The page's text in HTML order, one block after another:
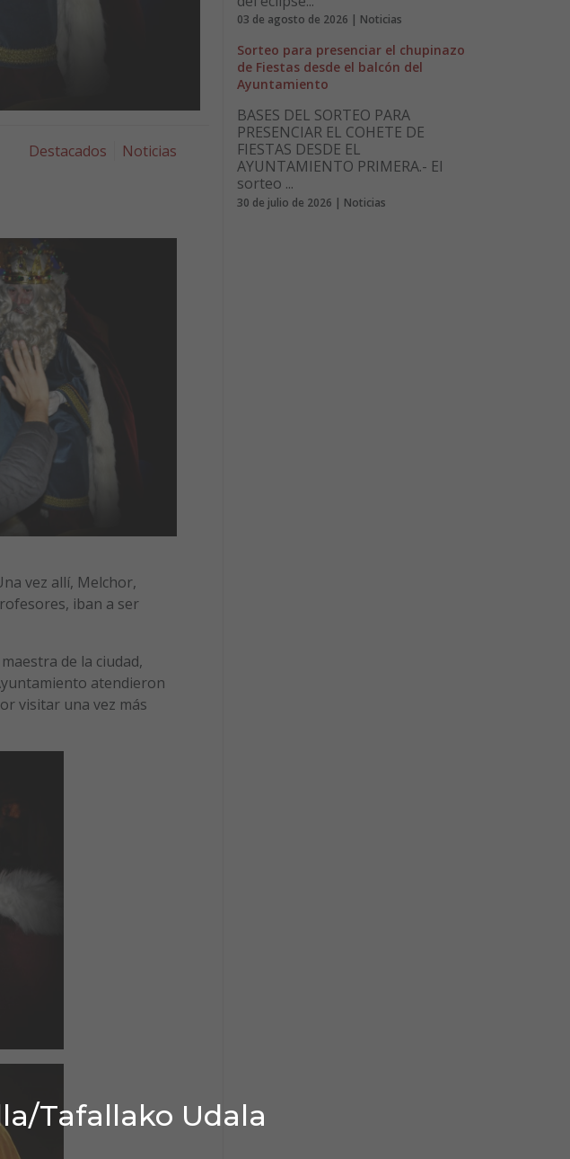
Tafallako Udala
Destacados Noticias
vez allí, Melchor,
iban a ser
de la ciudad,
atendieron
visitar una vez más
03 de agosto de 2026 | Noticias
Sorteo para presenciar el chupinazo
de Fiestas desde el balcón del
Ayuntamiento
BASES DEL SORTEO PARA
PRESENCIAR EL COHETE DE
FIESTAS DESDE EL
AYUNTAMIENTO PRIMERA.- El
sorteo ...
30 de julio de 2026 | Noticias